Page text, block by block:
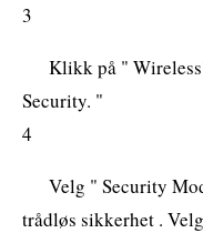
3
Klikk på "
Security. "
4
Velg " Security
trådløs sikkerhet .